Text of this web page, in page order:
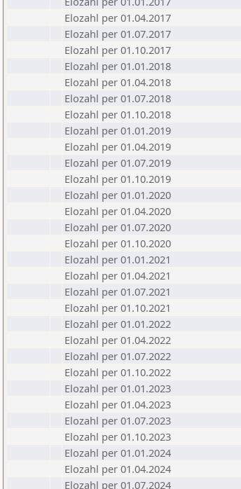
Elozahl per 01.04.2017
Elozahl per 01.07.2017
Elozahl per 01.10.2017
Elozahl per 01.01.2018
Elozahl per 01.04.2018
Elozahl per 01.07.2018
Elozahl per 01.10.2018
Elozahl per 01.01.2019
Elozahl per 01.04.2019
Elozahl per 01.07.2019
Elozahl per 01.10.2019
Elozahl per 01.01.2020
Elozahl per 01.04.2020
Elozahl per 01.07.2020
Elozahl per 01.10.2020
Elozahl per 01.01.2021
Elozahl per 01.04.2021
Elozahl per 01.07.2021
Elozahl per 01.10.2021
Elozahl per 01.01.2022
Elozahl per 01.04.2022
Elozahl per 01.07.2022
Elozahl per 01.10.2022
Elozahl per 01.01.2023
Elozahl per 01.04.2023
Elozahl per 01.07.2023
Elozahl per 01.10.2023
Elozahl per 01.01.2024
Elozahl per 01.04.2024
Elozahl per 01.07.2024